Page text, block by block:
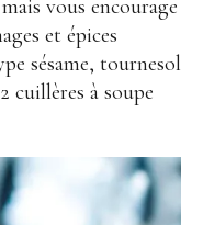
vous encourage
et épices
sésame, tournesol
cuillères à soupe